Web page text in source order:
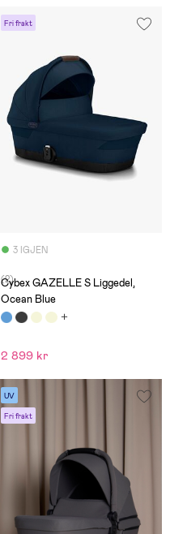
Fri frakt
3 IGJEN
(2)
Cybex GAZELLE S Liggedel,
Ocean Blue
2 899 kr
UV
Fri frakt